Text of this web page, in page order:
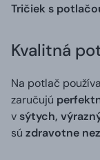
Tričiek s
Kvalitná
Na potlač
zaručujú
v sýtych,
sú zdravotne